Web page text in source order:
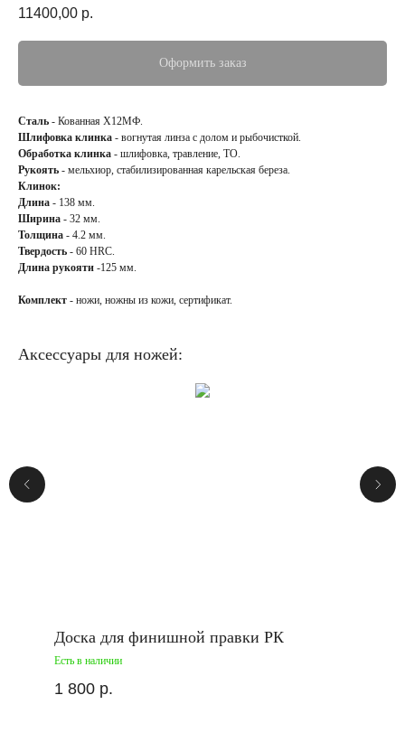
11400,00 р.
Оформить заказ
Сталь - Кованная Х12МФ.
Шлифовка клинка - вогнутая линза с долом и рыбочисткой.
Обработка клинка - шлифовка, травление, ТО.
Рукоять - мельхиор, стабилизированная карельская береза.
Клинок:
Длина - 138 мм.
Ширина - 32 мм.
Толщина - 4.2 мм.
Твердость - 60 HRC.
Длина рукояти -125 мм.
Комплект - ножи, ножны из кожи, сертификат.
Аксессуары для ножей:
Доска для финишной правки РК
Есть в наличии
1 800 р.